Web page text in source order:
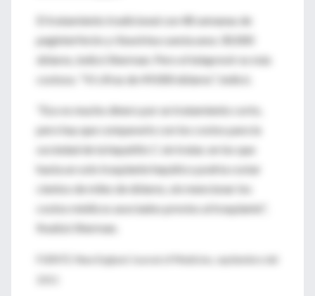
El tratamiento tradicional con 48 semanas de
peginterferón y ribavirina cuesta unos 30.000
dólares, indicó Sherman. Pero el telaprevir es más
costoso. "Vi cifras de 49.000 dólares", indicó.
"Eso es mucho dinero por un tratamiento corto,
pero hay que compararlo con los costos para la
sociedad de la hepatitis C sin tratar, en los que
hasta un solo trasplante hepático podría costar
cientos de miles de dólares, sin mencionar los
costos médicos asociados previos al trasplante",
finalizó Sherman.